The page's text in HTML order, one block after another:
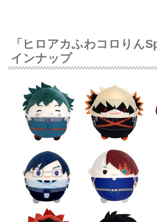
「ヒロアカふわコロりん
インナップ